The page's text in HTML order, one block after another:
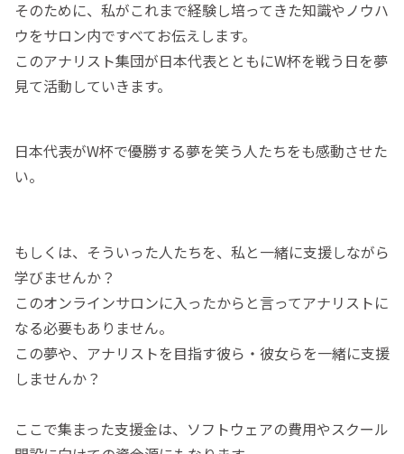
そのために、私がこれまで経験し培ってきた知識やノウハ
ウをサロン内ですべてお伝えします。
このアナリスト集団が日本代表とともにW杯を戦う日を夢
見て活動していきます。
日本代表がW杯で優勝する夢を笑う人たちをも感動させた
い。
もしくは、そういった人たちを、私と一緒に支援しながら
学びませんか？
このオンラインサロンに入ったからと言ってアナリストに
なる必要もありません。
この夢や、アナリストを目指す彼ら・彼女らを一緒に支援
しませんか？
ここで集まった支援金は、ソフトウェアの費用やスクール